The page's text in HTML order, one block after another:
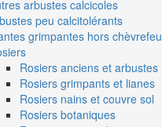
arbustes calcicoles
peu calcitolérants
grimpantes hors
Rosiers anciens et arbustes
Rosiers grimpants et lianes
Rosiers nains et couvre sol
Rosiers botaniques